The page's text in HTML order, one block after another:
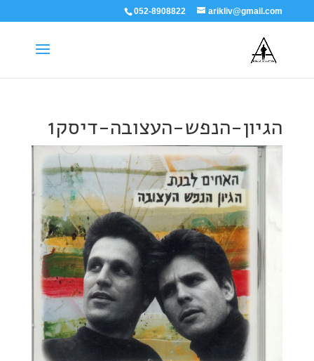
052-8908822 arikliv@gmail.com
הגיון-הנפש-העצובה-דיסק1